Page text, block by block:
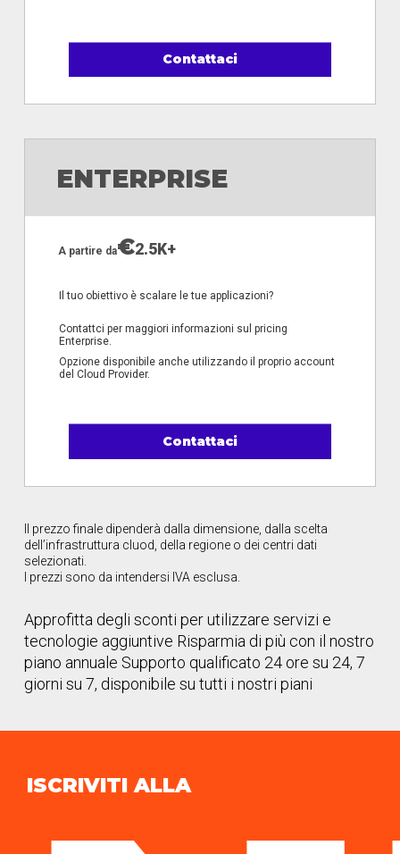
Contattaci
ENTERPRISE
A partire da€2.5K+
Il tuo obiettivo è scalare le tue applicazioni?
Contattci per maggiori informazioni sul pricing
Enterprise.
Opzione disponibile anche utilizzando il proprio account
del Cloud Provider.
Contattaci
Il prezzo finale dipenderà dalla dimensione, dalla scelta
dell’infrastruttura cluod, della regione o dei centri dati
selezionati.
I prezzi sono da intendersi IVA esclusa.
Approfitta degli sconti per utilizzare servizi e
tecnologie aggiuntive Risparmia di più con il nostro
piano annuale Supporto qualificato 24 ore su 24, 7
giorni su 7, disponibile su tutti i nostri piani
ISCRIVITI ALLA